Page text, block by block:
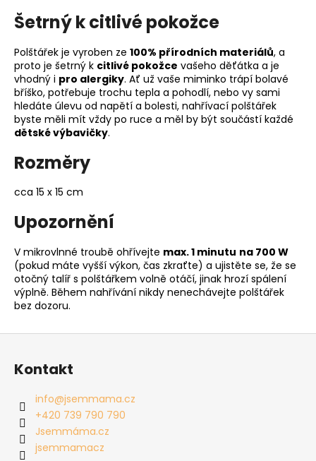
Šetrný k citlivé pokožce
Polštářek je vyroben ze 100% přírodních materiálů, a
proto je šetrný k citlivé pokožce vašeho děťátka a je
vhodný i pro alergiky. Ať už vaše miminko trápí bolavé
bříško, potřebuje trochu tepla a pohodlí, nebo vy sami
hledáte úlevu od napětí a bolesti, nahřívací polštářek
byste měli mít vždy po ruce a měl by být součástí každé
dětské výbavičky.
Rozměry
cca 15 x 15 cm
Upozornění
V mikrovlnné troubě ohřívejte max. 1 minutu na 700 W
(pokud máte vyšší výkon, čas zkraťte) a ujistěte se, že se
otočný talíř s polštářkem volně otáčí, jinak hrozí spálení
výplně. Během nahřívání nikdy nenechávejte polštářek
bez dozoru.
Kontakt
info@jsemmama.cz
+420 739 790 790
Jsemmáma.cz
jsemmamacz